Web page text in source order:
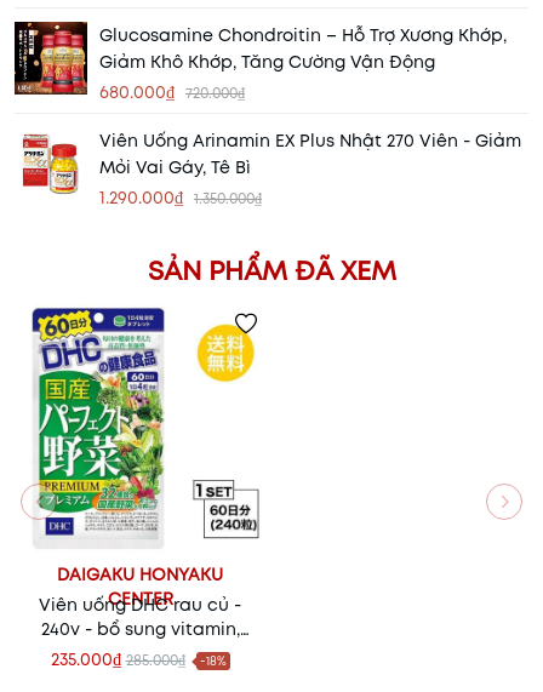
Glucosamine Chondroitin – Hỗ Trợ Xương Khớp,
Giảm Khô Khớp, Tăng Cường Vận Động
680.000₫ 720.000₫
Viên Uống Arinamin EX Plus Nhật 270 Viên - Giảm
Mỏi Vai Gáy, Tê Bì
1.290.000₫ 1.350.000₫
SẢN PHẨM ĐÃ XEM
DAIGAKU HONYAKU
CENTER
Viên uống DHC rau củ -
240v - bổ sung vitamin,
khoáng chất từ 32 loại
rau củ Nhật Bản
235.000₫ 285.000₫ -18%